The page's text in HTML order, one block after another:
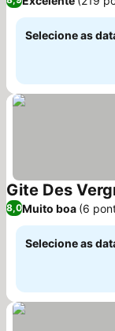
Selecione as
Gite Des
8,0Muito boa (6
Selecione as